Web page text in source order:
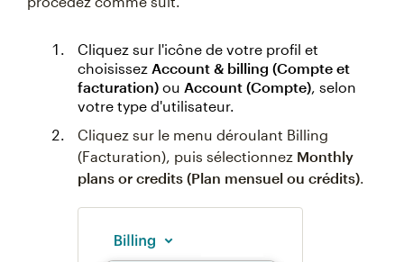
Cliquez sur l'icône de votre profil et
choisissez Account & billing (Compte et
facturation) ou Account (Compte), selon
votre type d'utilisateur.
Cliquez sur le menu déroulant Billing
(Facturation), puis sélectionnez Monthly
plans or credits (Plan mensuel ou crédits).